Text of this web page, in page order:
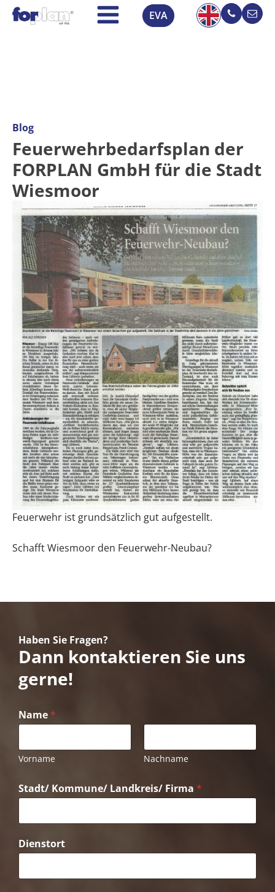
EVA
Blog
Feuerwehrbedarfsplan der
FORPLAN GmbH für die Stadt
Wiesmoor
Feuerwehr ist grundsätzlich gut aufgestellt.
Schafft Wiesmoor den Feuerwehr-Neubau?
Haben Sie Fragen?
Dann kontaktieren Sie uns
gerne!
Name *
Vorname Nachname
Stadt/ Kommune/ Landkreis/ Firma *
Dienstort